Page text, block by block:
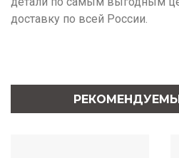
доставку по всей России.